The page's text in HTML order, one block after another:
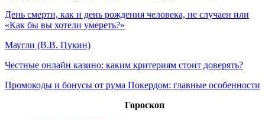
День смерти, как и день рождения человека, не случаен или
«Как бы вы хотели умереть?»
Маугли (В.В. Пукин)
Честные онлайн казино: каким критериям стоит доверять?
Промокоды и бонусы от рума Покердом: главные особенности
Гороскоп